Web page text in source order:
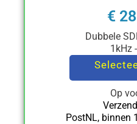
€
Dubbele
1kHz
Op
PostNL, binnen